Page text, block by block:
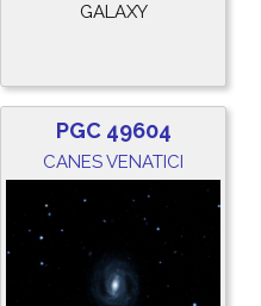
GALAXY
PGC 49604
CANES VENATICI